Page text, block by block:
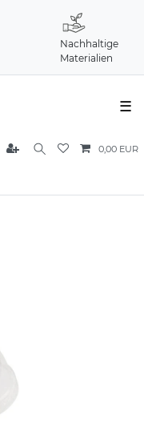
Nachhaltige
Materialien
☰
0,00 EUR